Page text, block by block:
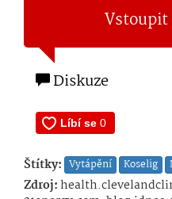
Vstoupit
Diskuze
Štítky: Vytápění Koselig
Zdroj: